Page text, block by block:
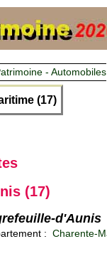
- Automobiles
(17)
(17)
d'Aunis
: Charente-